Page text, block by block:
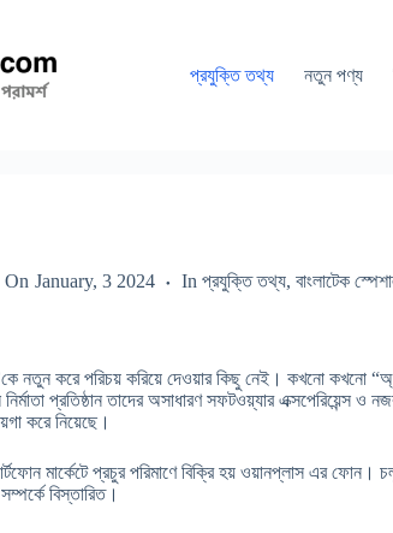
প্রযুক্তি তথ্য
নতুন পণ্য
On January, 3 2024 In প্রযুক্তি তথ্য, বাংলাটেক
নতুন করে পরিচয় করিয়ে দেওয়ার কিছু নেই। কখনো কখনো
প্রতিষ্ঠান তাদের অসাধারণ সফটওয়্যার এক্সপেরিয়েন্স ও
করে নিয়েছে।
মার্কেটে প্রচুর পরিমাণে বিক্রি হয় ওয়ানপ্লাস এর ফোন।
বিস্তারিত।